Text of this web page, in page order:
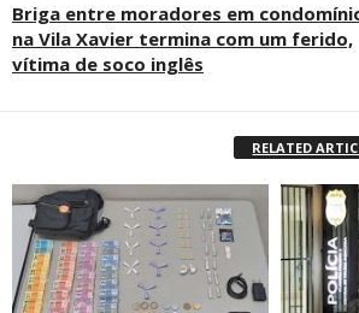
Briga entre moradores em
na Vila Xavier termina com um ferido,
vítima de soco inglês
RELATED